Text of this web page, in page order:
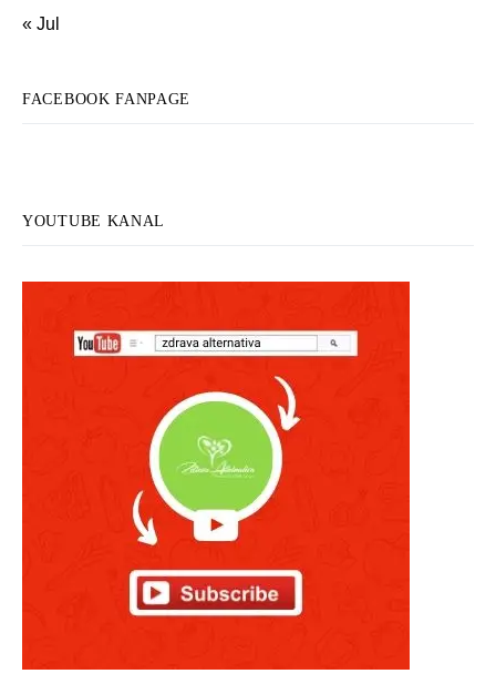
« Jul
FACEBOOK FANPAGE
YOUTUBE KANAL